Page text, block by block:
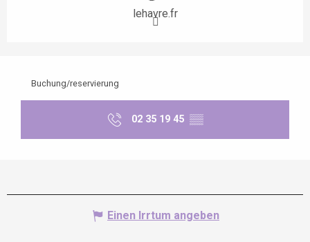
lehavre.fr
Buchung/reservierung
02 35 19 45 ▒▒
Einen Irrtum angeben